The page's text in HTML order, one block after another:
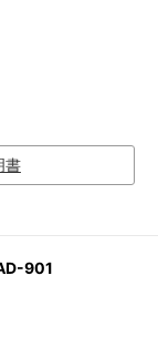
書
901